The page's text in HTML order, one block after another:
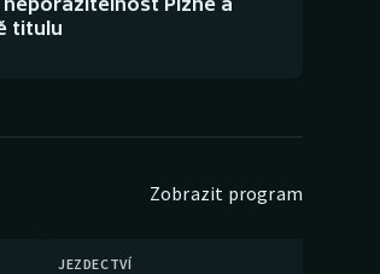
titulu
Zobrazit program
JEZDECTVÍ